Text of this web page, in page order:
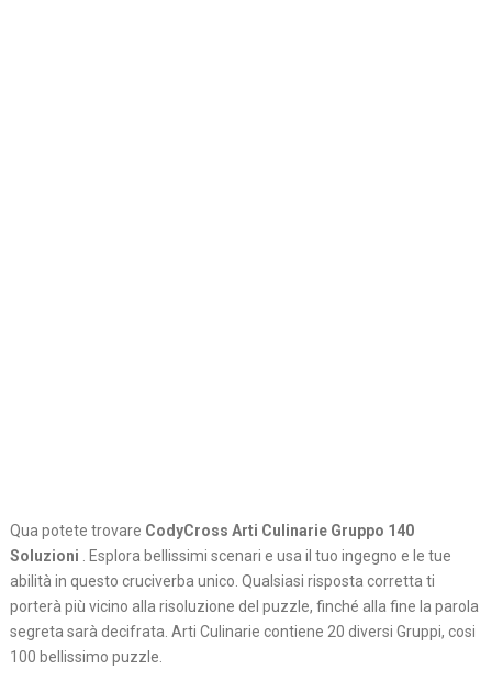
Qua potete trovare CodyCross Arti Culinarie Gruppo 140
Soluzioni . Esplora bellissimi scenari e usa il tuo ingegno e le tue
abilità in questo cruciverba unico. Qualsiasi risposta corretta ti
porterà più vicino alla risoluzione del puzzle, finché alla fine la parola
segreta sarà decifrata. Arti Culinarie contiene 20 diversi Gruppi, cosi
100 bellissimo puzzle.